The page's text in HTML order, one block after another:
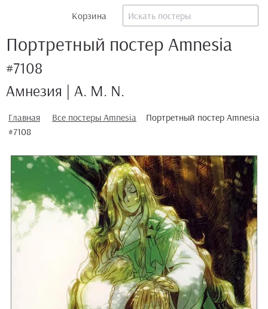
Корзина
Портретный постер Amnesia
#7108
Амнезия | A. M. N.
Главная Все постеры Amnesia
Портретный постер Amnesia
#7108